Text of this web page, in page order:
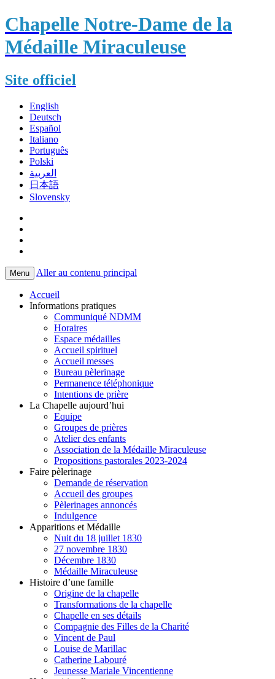
Chapelle Notre-Dame de la
Médaille Miraculeuse
Site officiel
English
Deutsch
Español
Italiano
Português
Polski
العربية
日本語
Slovensky
Menu Aller au contenu principal
Accueil
Informations pratiques
Communiqué NDMM
Horaires
Espace médailles
Accueil spirituel
Accueil messes
Bureau pèlerinage
Permanence téléphonique
Intentions de prière
La Chapelle aujourd’hui
Equipe
Groupes de prières
Atelier des enfants
Association de la Médaille Miraculeuse
Propositions pastorales 2023-2024
Faire pèlerinage
Demande de réservation
Accueil des groupes
Pèlerinages annoncés
Indulgence
Apparitions et Médaille
Nuit du 18 juillet 1830
27 novembre 1830
Décembre 1830
Médaille Miraculeuse
Histoire d’une famille
Origine de la chapelle
Transformations de la chapelle
Chapelle en ses détails
Compagnie des Filles de la Charité
Vincent de Paul
Louise de Marillac
Catherine Labouré
Jeunesse Mariale Vincentienne